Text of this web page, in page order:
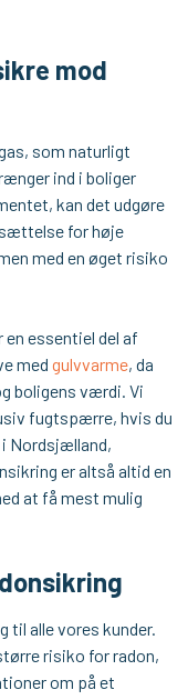
mod
som naturligt
ind i boliger
kan det udgøre
for høje
med en øget risiko
en essentiel del af
medgulvvarme, da
boligens værdi. Vi
fugtspærre, hvis du
i Nordsjælland,
er altså altid en
at få mest mulig
til alle vores kunder.
risiko for radon,
om på et